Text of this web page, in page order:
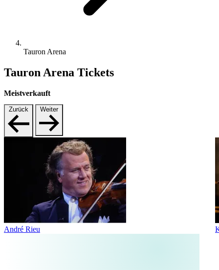
Tauron Arena
Tauron Arena Tickets
Meistverkauft
Zurück Weiter
André Rieu